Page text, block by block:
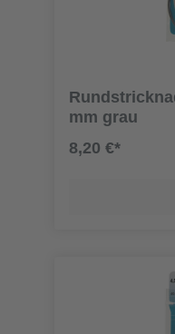
mm grau
8,20 €*